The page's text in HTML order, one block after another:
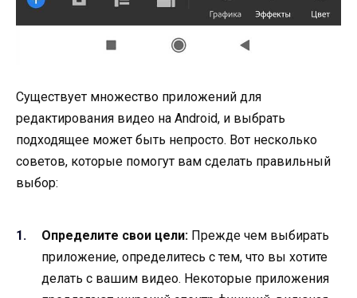
Существует множество приложений для
редактирования видео на Android, и выбрать
подходящее может быть непросто. Вот несколько
советов, которые помогут вам сделать правильный
выбор:
Определите свои цели: Прежде чем выбирать
приложение, определитесь с тем, что вы хотите
делать с вашим видео. Некоторые приложения